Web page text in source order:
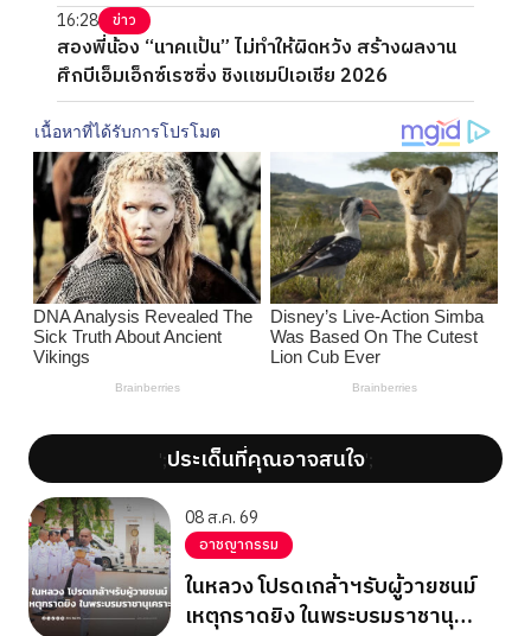
16:28 ข่าว
สองพี่น้อง “นาคแป้น” ไม่ทำให้ผิดหวัง สร้างผลงาน
ศึกบีเอ็มเอ็กซ์เรซซิ่ง ชิงแชมป์เอเชีย 2026
';ประเด็นที่คุณอาจสนใจ';
08 ส.ค. 69
อาชญากรรม
ในหลวง โปรดเกล้าฯรับผู้วายชนม์
เหตุกราดยิง ในพระบรมราชานุ